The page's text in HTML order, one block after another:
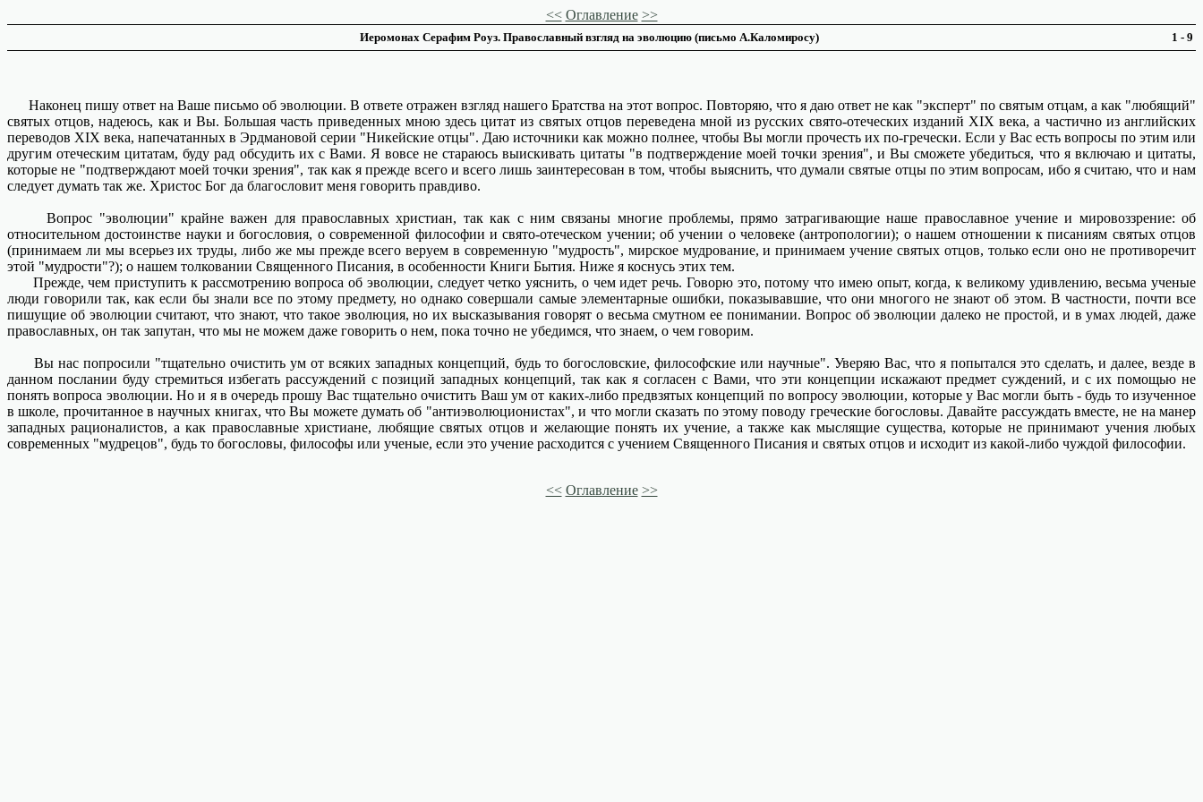
<< Оглавление >>
Иеромонах Серафим Роуз. Православный взгляд на эволюцию (письмо А.Каломиросу) 1 - 9
Наконец пишу ответ на Ваше письмо об эволюции. В ответе отражен взгляд нашего Братства на этот вопрос. Повторяю, что я даю ответ не как "эксперт" по святым отцам, а как "любящий"
святых отцов, надеюсь, как и Вы. Большая часть приведенных мною здесь цитат из святых отцов переведена мной из русских свято-отеческих изданий XIX века, а частично из английских
переводов XIX века, напечатанных в Эрдмановой серии "Никейские отцы". Даю источники как можно полнее, чтобы Вы могли прочесть их по-гречески. Если у Вас есть вопросы по этим или
другим отеческим цитатам, буду рад обсудить их с Вами. Я вовсе не стараюсь выискивать цитаты "в подтверждение моей точки зрения", и Вы сможете убедиться, что я включаю и цитаты,
которые не "подтверждают моей точки зрения", так как я прежде всего и всего лишь заинтересован в том, чтобы выяснить, что думали святые отцы по этим вопросам, ибо я считаю, что и нам
следует думать так же. Христос Бог да благословит меня говорить правдиво.
Вопрос "эволюции" крайне важен для православных христиан, так как с ним связаны многие проблемы, прямо затрагивающие наше православное учение и мировоззрение: об
относительном достоинстве науки и богословия, о современной философии и свято-отеческом учении; об учении о человеке (антропологии); о нашем отношении к писаниям святых отцов
(принимаем ли мы всерьез их труды, либо же мы прежде всего веруем в современную "мудрость", мирское мудрование, и принимаем учение святых отцов, только если оно не противоречит
этой "мудрости"?); о нашем толковании Священного Писания, в особенности Книги Бытия. Ниже я коснусь этих тем.
Прежде, чем приступить к рассмотрению вопроса об эволюции, следует четко уяснить, о чем идет речь. Говорю это, потому что имею опыт, когда, к великому удивлению, весьма ученые
люди говорили так, как если бы знали все по этому предмету, но однако совершали самые элементарные ошибки, показывавшие, что они многого не знают об этом. В частности, почти все
пишущие об эволюции считают, что знают, что такое эволюция, но их высказывания говорят о весьма смутном ее понимании. Вопрос об эволюции далеко не простой, и в умах людей, даже
православных, он так запутан, что мы не можем даже говорить о нем, пока точно не убедимся, что знаем, о чем говорим.
Вы нас попросили "тщательно очистить ум от всяких западных концепций, будь то богословские, философские или научные". Уверяю Вас, что я попытался это сделать, и далее, везде в
данном послании буду стремиться избегать рассуждений с позиций западных концепций, так как я согласен с Вами, что эти концепции искажают предмет суждений, и с их помощью не
понять вопроса эволюции. Но и я в очередь прошу Вас тщательно очистить Ваш ум от каких-либо предвзятых концепций по вопросу эволюции, которые у Вас могли быть - будь то изученное
в школе, прочитанное в научных книгах, что Вы можете думать об "антиэволюционистах", и что могли сказать по этому поводу греческие богословы. Давайте рассуждать вместе, не на манер
западных рационалистов, а как православные христиане, любящие святых отцов и желающие понять их учение, а также как мыслящие существа, которые не принимают учения любых
современных "мудрецов", будь то богословы, философы или ученые, если это учение расходится с учением Священного Писания и святых отцов и исходит из какой-либо чуждой философии.
<< Оглавление >>